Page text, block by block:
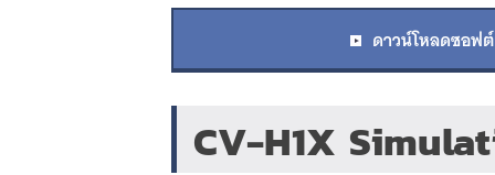
ดาวน์โหลดซอฟ
CV-H1X